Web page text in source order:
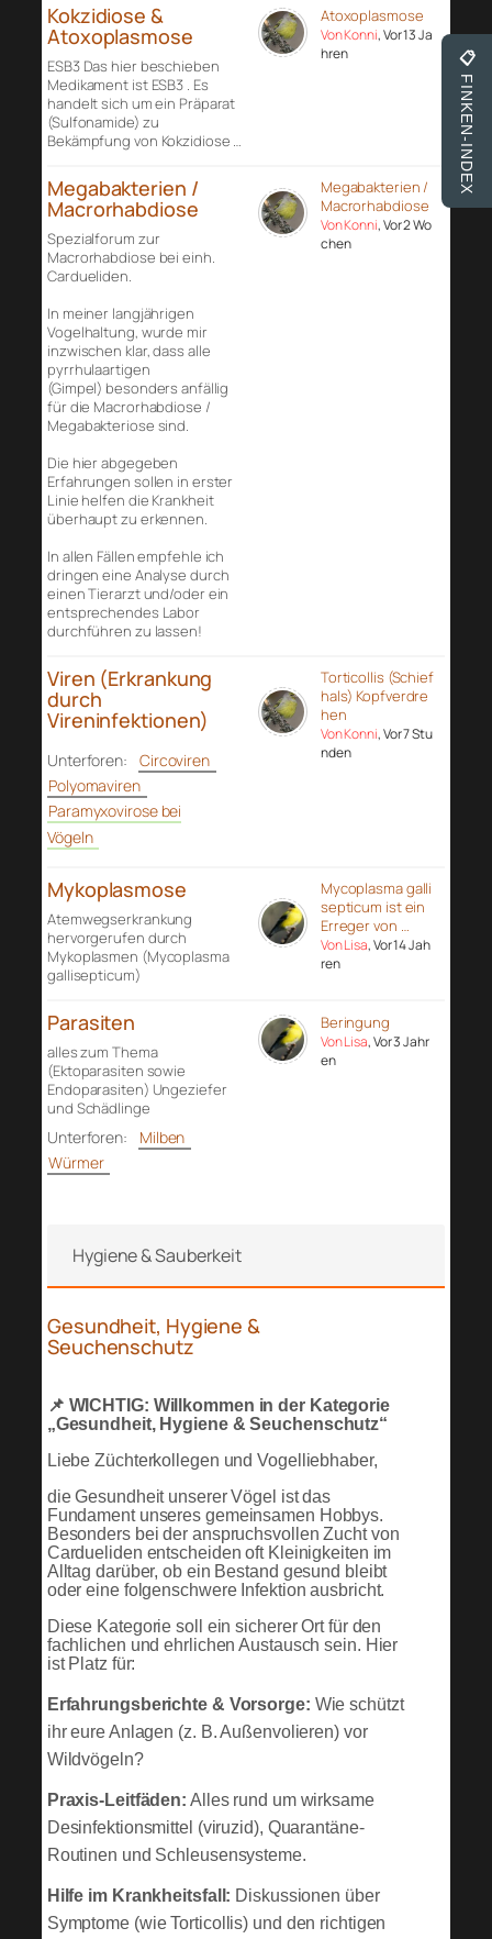
Kokzidiose &
Atoxoplasmose
ESB3 Das hier beschieben
Medikament ist ESB3 . Es
handelt sich um ein Präparat
(Sulfonamide) zu
Bekämpfung von Kokzidiose …
Atoxoplasmose
Von Konni, Vor 13 Ja
hren
Megabakterien /
Macrorhabdiose
Spezialforum zur
Macrorhabdiose bei einh.
Cardueliden.
In meiner langjährigen
Vogelhaltung, wurde mir
inzwischen klar, dass alle
pyrrhulaartigen
(Gimpel) besonders anfällig
für die Macrorhabdiose /
Megabakteriose sind.
Die hier abgegeben
Erfahrungen sollen in erster
Linie helfen die Krankheit
überhaupt zu erkennen.
In allen Fällen empfehle ich
dringen eine Analyse durch
einen Tierarzt und/oder ein
entsprechendes Labor
durchführen zu lassen!
Megabakterien /
Macrorhabdiose
Von Konni, Vor 2 Wo
chen
Viren (Erkrankung
durch
Vireninfektionen)
Unterforen:
Circoviren
Polyomaviren
Paramyxovirose bei
Vögeln
Torticollis (Schief
hals) Kopfverdre
hen
Von Konni, Vor 7 Stu
nden
Mykoplasmose
Atemwegserkrankung
hervorgerufen durch
Mykoplasmen (Mycoplasma
gallisepticum)
Mycoplasma galli
septicum ist ein
Erreger von …
Von Lisa, Vor 14 Jah
ren
Parasiten
alles zum Thema
(Ektoparasiten sowie
Endoparasiten) Ungeziefer
und Schädlinge
Unterforen:
Milben
Würmer
Beringung
Von Lisa, Vor 3 Jahr
en
Hygiene & Sauberkeit
Gesundheit, Hygiene &
Seuchenschutz
📌 WICHTIG: Willkommen in der Kategorie
„Gesundheit, Hygiene & Seuchenschutz“
Liebe Züchterkollegen und Vogelliebhaber,
die Gesundheit unserer Vögel ist das
Fundament unseres gemeinsamen Hobbys.
Besonders bei der anspruchsvollen Zucht von
Cardueliden entscheiden oft Kleinigkeiten im
Alltag darüber, ob ein Bestand gesund bleibt
oder eine folgenschwere Infektion ausbricht.
Diese Kategorie soll ein sicherer Ort für den
fachlichen und ehrlichen Austausch sein. Hier
ist Platz für:
Erfahrungsberichte & Vorsorge: Wie schützt
ihr eure Anlagen (z. B. Außenvolieren) vor
Wildvögeln?
Praxis-Leitfäden: Alles rund um wirksame
Desinfektionsmittel (viruzid), Quarantäne-
Routinen und Schleusensysteme.
Hilfe im Krankheitsfall: Diskussionen über
Symptome (wie Torticollis) und den richtigen
📋
FINKEN-INDEX